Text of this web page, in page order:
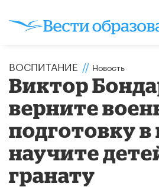
ВОСПИТАНИЕ // Новость
Виктор
верните
подготовку
научите
гранату